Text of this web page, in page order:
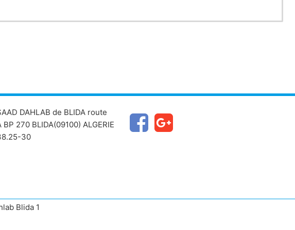
DAHLAB de BLIDA route
BP 270 BLIDA(09100) ALGERIE
30
Blida 1